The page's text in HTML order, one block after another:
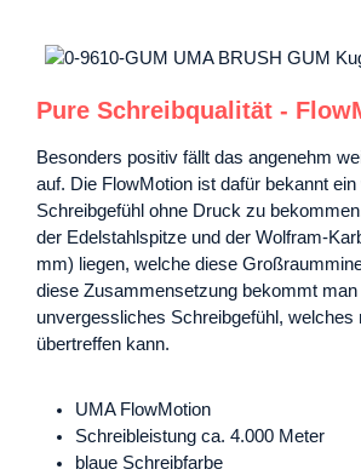
Pure Schreibqualität -
Besonders positiv fällt das angenehm
auf. Die FlowMotion ist dafür bekannt ein
Schreibgefühl ohne Druck zu
der Edelstahlspitze und der Wolfram-
mm) liegen, welche diese
diese Zusammensetzung bekommt man
unvergessliches Schreibgefühl, welches
übertreffen kann.
UMA FlowMotion
Schreibleistung ca. 4.000 Meter
blaue Schreibfarbe